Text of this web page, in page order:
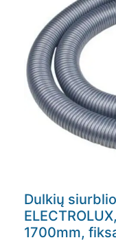
Dulkių
1700mm,